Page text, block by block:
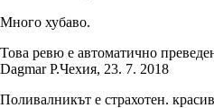
Много хубаво.
Това ревю е автоматично
Dagmar P.Чехия, 23. 7. 2018
Поливалникът е страхотен.